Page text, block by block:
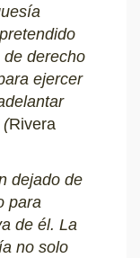
derecho
ejercer
(Rivera
dejado de
para
de él. La
no solo